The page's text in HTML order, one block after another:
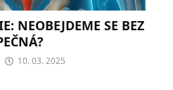
NEOBEJDEME SE BEZ
10. 03. 2025